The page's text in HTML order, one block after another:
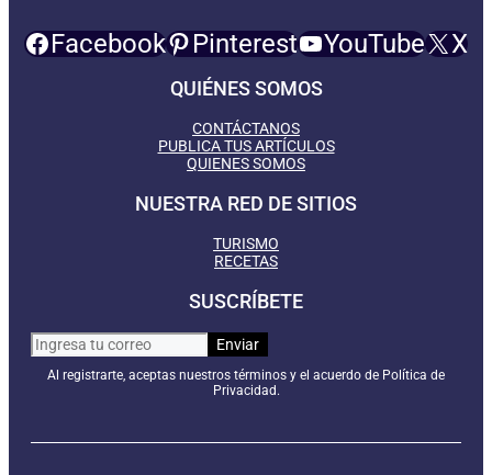
Facebook Pinterest YouTube X
QUIÉNES SOMOS
CONTÁCTANOS
PUBLICA TUS ARTÍCULOS
QUIENES SOMOS
NUESTRA RED DE SITIOS
TURISMO
RECETAS
SUSCRÍBETE
Al registrarte, aceptas nuestros términos y el acuerdo de Política de
Privacidad.